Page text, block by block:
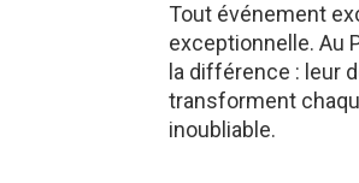
Tout événement
exceptionnelle. Au
la différence : leur
transforment
inoubliable.